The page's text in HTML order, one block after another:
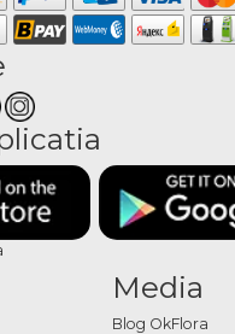
Media
Blog OkFlora